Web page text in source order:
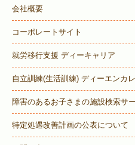
会社概要
コーポレートサイト
就労移行支援 ディーキャリア
自立訓練(生活訓練) ディーエンカ
障害のあるお子さまの施設検索サ
特定処遇改善計画の公表について